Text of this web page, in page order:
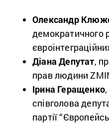
Олександр
демократичного
Діана Депутат,
прав людини
Ірина Геращенко
співголова
партії